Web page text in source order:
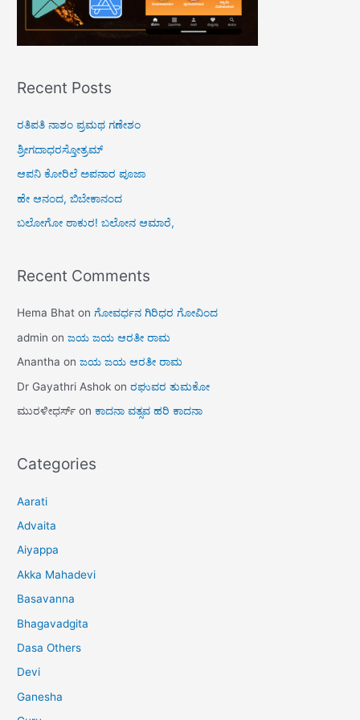
Recent Posts
ರತಿಪತಿ ನಾಶಂ ಪ್ರಮಥ ಗಣೇಶಂ
ಶ್ರೀಗದಾಧರಸ್ತೋತ್ರಮ್
ಆಪನಿ ಕೋರಿಲೆ ಅಪನಾರ ಪೂಜಾ
ಹೇ ಆನಂದ, ಬಿಬೇಕಾನಂದ
ಬಲೋಗೋ ಠಾಕುರ! ಬಲೋನ ಆಮಾರೆ,
Recent Comments
Hema Bhat onಗೋವರ್ಧನ ಗಿರಿಧರ ಗೋವಿಂದ
admin onಜಯ ಜಯ ಆರತೀ ರಾಮ
Anantha onಜಯ ಜಯ ಆರತೀ ರಾಮ
Dr Gayathri Ashok onರಘುವರ ತುಮಕೋ
ಮುರಳೀಧರ್ಸ್ onಕಾದನಾ ವತ್ಸವ ಹರಿ ಕಾದನಾ
Categories
Aarati
Advaita
Aiyappa
Akka Mahadevi
Basavanna
Bhagavadgita
Dasa Others
Devi
Ganesha